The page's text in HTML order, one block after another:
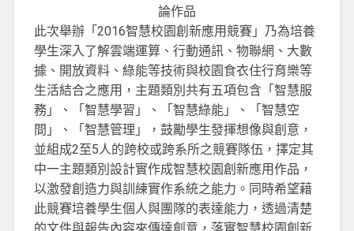
論作品
此次舉辦「2016智慧校園創新應用競賽」乃為培養
學生深入了解雲端運算、行動通訊、物聯網、大數
據、開放資料、綠能等技術與校園食衣住行育樂等
生活結合之應用，主題類別共有五項包含「智慧服
務」、「智慧學習」、「智慧綠能」、「智慧空
間」、「智慧管理」，鼓勵學生發揮想像與創意，
並組成2至5人的跨校或跨系所之競賽隊伍，擇定其
中一主題類別設計實作成智慧校園創新應用作品，
以激發創造力與訓練實作系統之能力。同時希望藉
此競賽培養學生個人與團隊的表達能力，透過清楚